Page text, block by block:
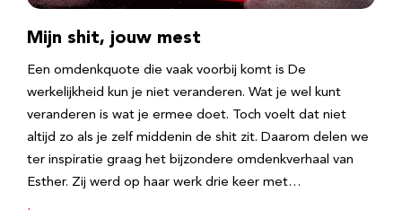
Mijn shit, jouw mest
Een omdenkquote die vaak voorbij komt is De
werkelijkheid kun je niet veranderen. Wat je wel kunt
veranderen is wat je ermee doet. Toch voelt dat niet
altijd zo als je zelf middenin de shit zit. Daarom delen we
ter inspiratie graag het bijzondere omdenkverhaal van
Esther. Zij werd op haar werk drie keer met…